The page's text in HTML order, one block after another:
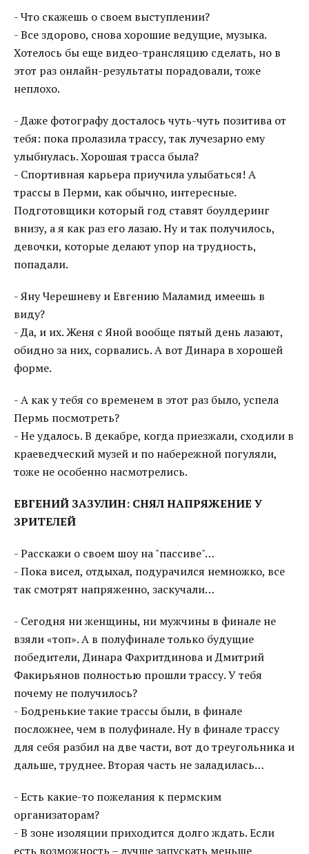
- Что скажешь о своем выступлении?
- Все здорово, снова хорошие ведущие, музыка.
Хотелось бы еще видео-трансляцию сделать, но в
этот раз онлайн-результаты порадовали, тоже
неплохо.
- Даже фотографу досталось чуть-чуть позитива от
тебя: пока пролазила трассу, так лучезарно ему
улыбнулась. Хорошая трасса была?
- Спортивная карьера приучила улыбаться! А
трассы в Перми, как обычно, интересные.
Подготовщики который год ставят боулдеринг
внизу, а я как раз его лазаю. Ну и так получилось,
девочки, которые делают упор на трудность,
попадали.
- Яну Черешневу и Евгению Маламид имеешь в
виду?
- Да, и их. Женя с Яной вообще пятый день лазают,
обидно за них, сорвались. А вот Динара в хорошей
форме.
- А как у тебя со временем в этот раз было, успела
Пермь посмотреть?
- Не удалось. В декабре, когда приезжали, сходили в
краеведческий музей и по набережной погуляли,
тоже не особенно насмотрелись.
ЕВГЕНИЙ ЗАЗУЛИН: СНЯЛ НАПРЯЖЕНИЕ У
ЗРИТЕЛЕЙ
- Расскажи о своем шоу на "пассиве"…
- Пока висел, отдыхал, подурачился немножко, все
так смотрят напряженно, заскучали…
- Сегодня ни женщины, ни мужчины в финале не
взяли «топ». А в полуфинале только будущие
победители, Динара Фахритдинова и Дмитрий
Факирьянов полностью прошли трассу. У тебя
почему не получилось?
- Бодренькие такие трассы были, в финале
посложнее, чем в полуфинале. Ну в финале трассу
для себя разбил на две части, вот до треугольника и
дальше, труднее. Вторая часть не заладилась…
- Есть какие-то пожелания к пермским
организаторам?
- В зоне изоляции приходится долго ждать. Если
есть возможность – лучше запускать меньше